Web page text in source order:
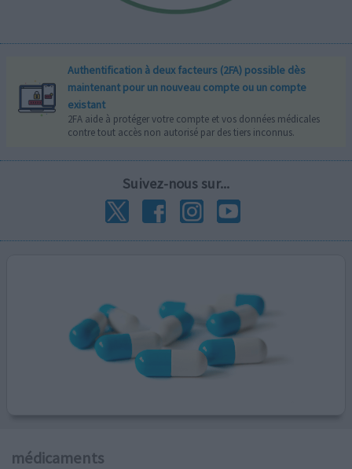
Authentification à deux facteurs (2FA) possible dès
maintenant pour un nouveau compte ou un compte
existant
2FA aide à protéger votre compte et vos données médicales
contre tout accès non autorisé par des tiers inconnus.
Suivez-nous sur...
médicaments